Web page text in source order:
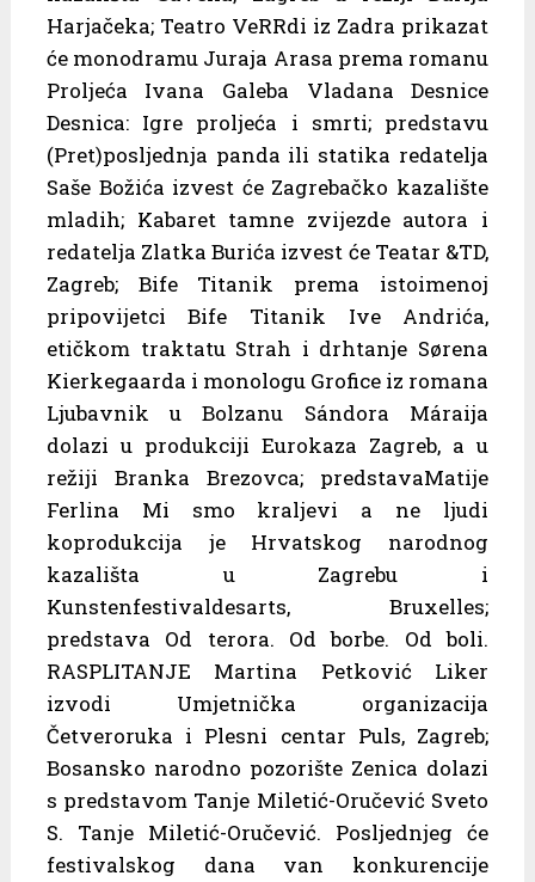
Harjačeka; Teatro VeRRdi iz Zadra prikazat
će monodramu Juraja Arasa prema romanu
Proljeća Ivana Galeba Vladana Desnice
Desnica: Igre proljeća i smrti; predstavu
(Pret)posljednja panda ili statika redatelja
Saše Božića izvest će Zagrebačko kazalište
mladih; Kabaret tamne zvijezde autora i
redatelja Zlatka Burića izvest će Teatar &TD,
Zagreb; Bife Titanik prema istoimenoj
pripovijetci Bife Titanik Ive Andrića,
etičkom traktatu Strah i drhtanje Sørena
Kierkegaarda i monologu Grofice iz romana
Ljubavnik u Bolzanu Sándora Máraija
dolazi u produkciji Eurokaza Zagreb, a u
režiji Branka Brezovca; predstavaMatije
Ferlina Mi smo kraljevi a ne ljudi
koprodukcija je Hrvatskog narodnog
kazališta u Zagrebu i
Kunstenfestivaldesarts, Bruxelles;
predstava Od terora. Od borbe. Od boli.
RASPLITANJE Martina Petković Liker
izvodi Umjetnička organizacija
Četveroruka i Plesni centar Puls, Zagreb;
Bosansko narodno pozorište Zenica dolazi
s predstavom Tanje Miletić-Oručević Sveto
S. Tanje Miletić-Oručević. Posljednjeg će
festivalskog dana van konkurencije